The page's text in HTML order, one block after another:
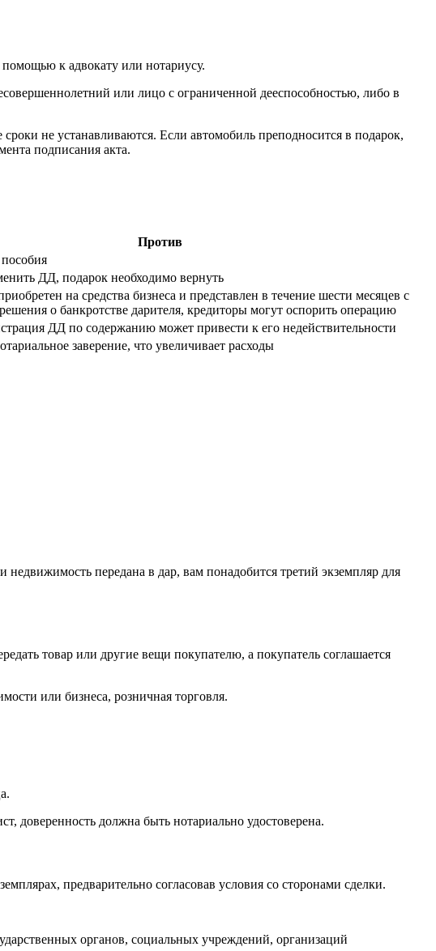
к адвокату или нотариусу.
или лицо с ограниченной дееспособностью, либо в
не устанавливаются. Если автомобиль преподносится в подарок,
подписания акта.
Против
ДД, подарок необходимо вернуть
на средства бизнеса и представлен в течение шести месяцев с
о банкротстве дарителя, кредиторы могут оспорить операцию
ДД по содержанию может привести к его недействительности
заверение, что увеличивает расходы
недвижимость передана в дар, вам понадобится третий экземпляр для
товар или другие вещи покупателю, а покупатель соглашается
или бизнеса, розничная торговля.
доверенность должна быть нотариально удостоверена.
предварительно согласовав условия со сторонами сделки.
органов, социальных учреждений, организаций